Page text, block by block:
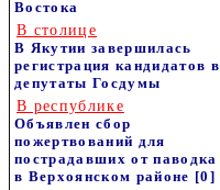
Востока
В столице
В Якутии завершилась
регистрация кандидатов в
депутаты Госдумы
В республике
Объявлен сбор
пожертвований для
пострадавших от паводка
в Верхоянском районе [0]